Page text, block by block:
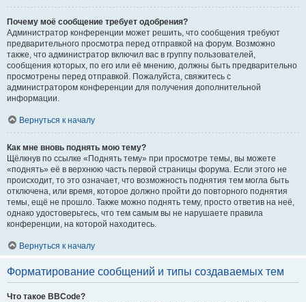
Почему моё сообщение требует одобрения?
Администратор конференции может решить, что сообщения требуют
предварительного просмотра перед отправкой на форум. Возможно
также, что администратор включил вас в группу пользователей,
сообщения которых, по его или её мнению, должны быть предварительно
просмотрены перед отправкой. Пожалуйста, свяжитесь с
администратором конференции для получения дополнительной
информации.
Вернуться к началу
Как мне вновь поднять мою тему?
Щёлкнув по ссылке «Поднять тему» при просмотре темы, вы можете
«поднять» её в верхнюю часть первой страницы форума. Если этого не
происходит, то это означает, что возможность поднятия тем могла быть
отключена, или время, которое должно пройти до повторного поднятия
темы, ещё не прошло. Также можно поднять тему, просто ответив на неё,
однако удостоверьтесь, что тем самым вы не нарушаете правила
конференции, на которой находитесь.
Вернуться к началу
Форматирование сообщений и типы создаваемых тем
Что такое BBCode?